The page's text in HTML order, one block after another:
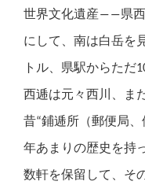
世界文化遺産――県西
にして、南は白岳を
トル、県駅からただ
西逓は元々西川、ま
昔“鋪逓所（郵便局
年あまりの歴史を持
数軒を保留して、そ